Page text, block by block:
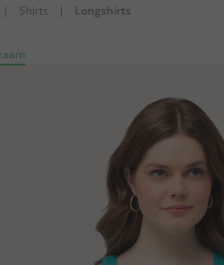
| Shirts | Longshirts